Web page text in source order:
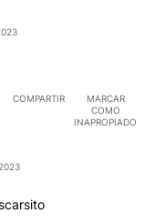
COMPARTIR
MARCAR
COMO
INAPROPIADO